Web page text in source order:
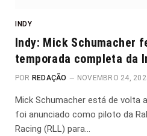
INDY
Indy: Mick Schumacher
temporada completa da
POR REDAÇÃO NOVEMBRO 24,
Mick Schumacher está de volta
foi anunciado como piloto da
Racing (RLL) para…